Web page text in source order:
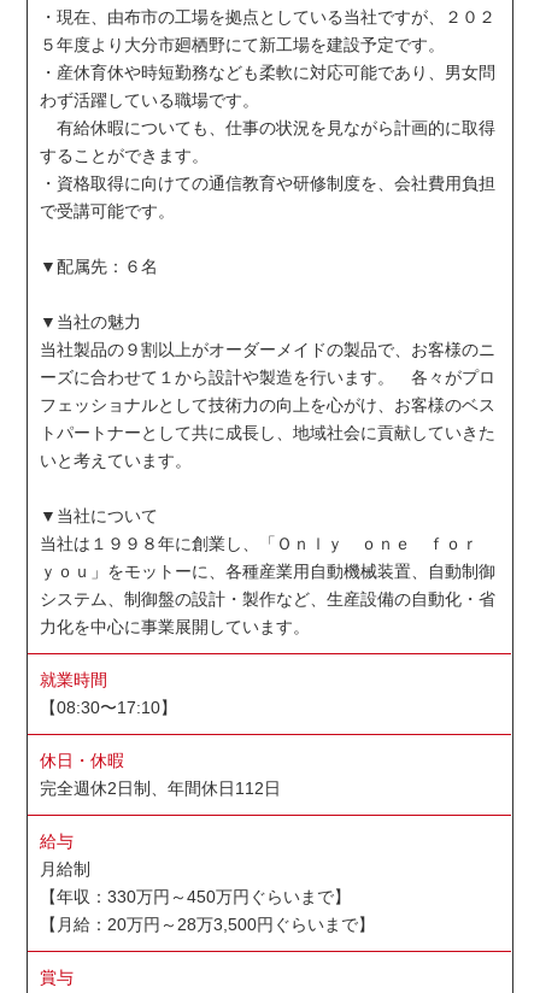
・現在、由布市の工場を拠点としている当社ですが、２０２
５年度より大分市廻栖野にて新工場を建設予定です。
・産休育休や時短勤務なども柔軟に対応可能であり、男女問
わず活躍している職場です。
有給休暇についても、仕事の状況を見ながら計画的に取得
することができます。
・資格取得に向けての通信教育や研修制度を、会社費用負担
で受講可能です。
▼配属先：６名
▼当社の魅力
当社製品の９割以上がオーダーメイドの製品で、お客様のニ
ーズに合わせて１から設計や製造を行います。 各々がプロ
フェッショナルとして技術力の向上を心がけ、お客様のベス
トパートナーとして共に成長し、地域社会に貢献していきた
いと考えています。
▼当社について
当社は１９９８年に創業し、「Ｏｎｌｙ ｏｎｅ ｆｏｒ
ｙｏｕ」をモットーに、各種産業用自動機械装置、自動制御
システム、制御盤の設計・製作など、生産設備の自動化・省
力化を中心に事業展開しています。
就業時間
【08:30〜17:10】
休日・休暇
完全週休2日制、年間休日112日
給与
月給制
【年収：330万円～450万円ぐらいまで】
【月給：20万円～28万3,500円ぐらいまで】
賞与